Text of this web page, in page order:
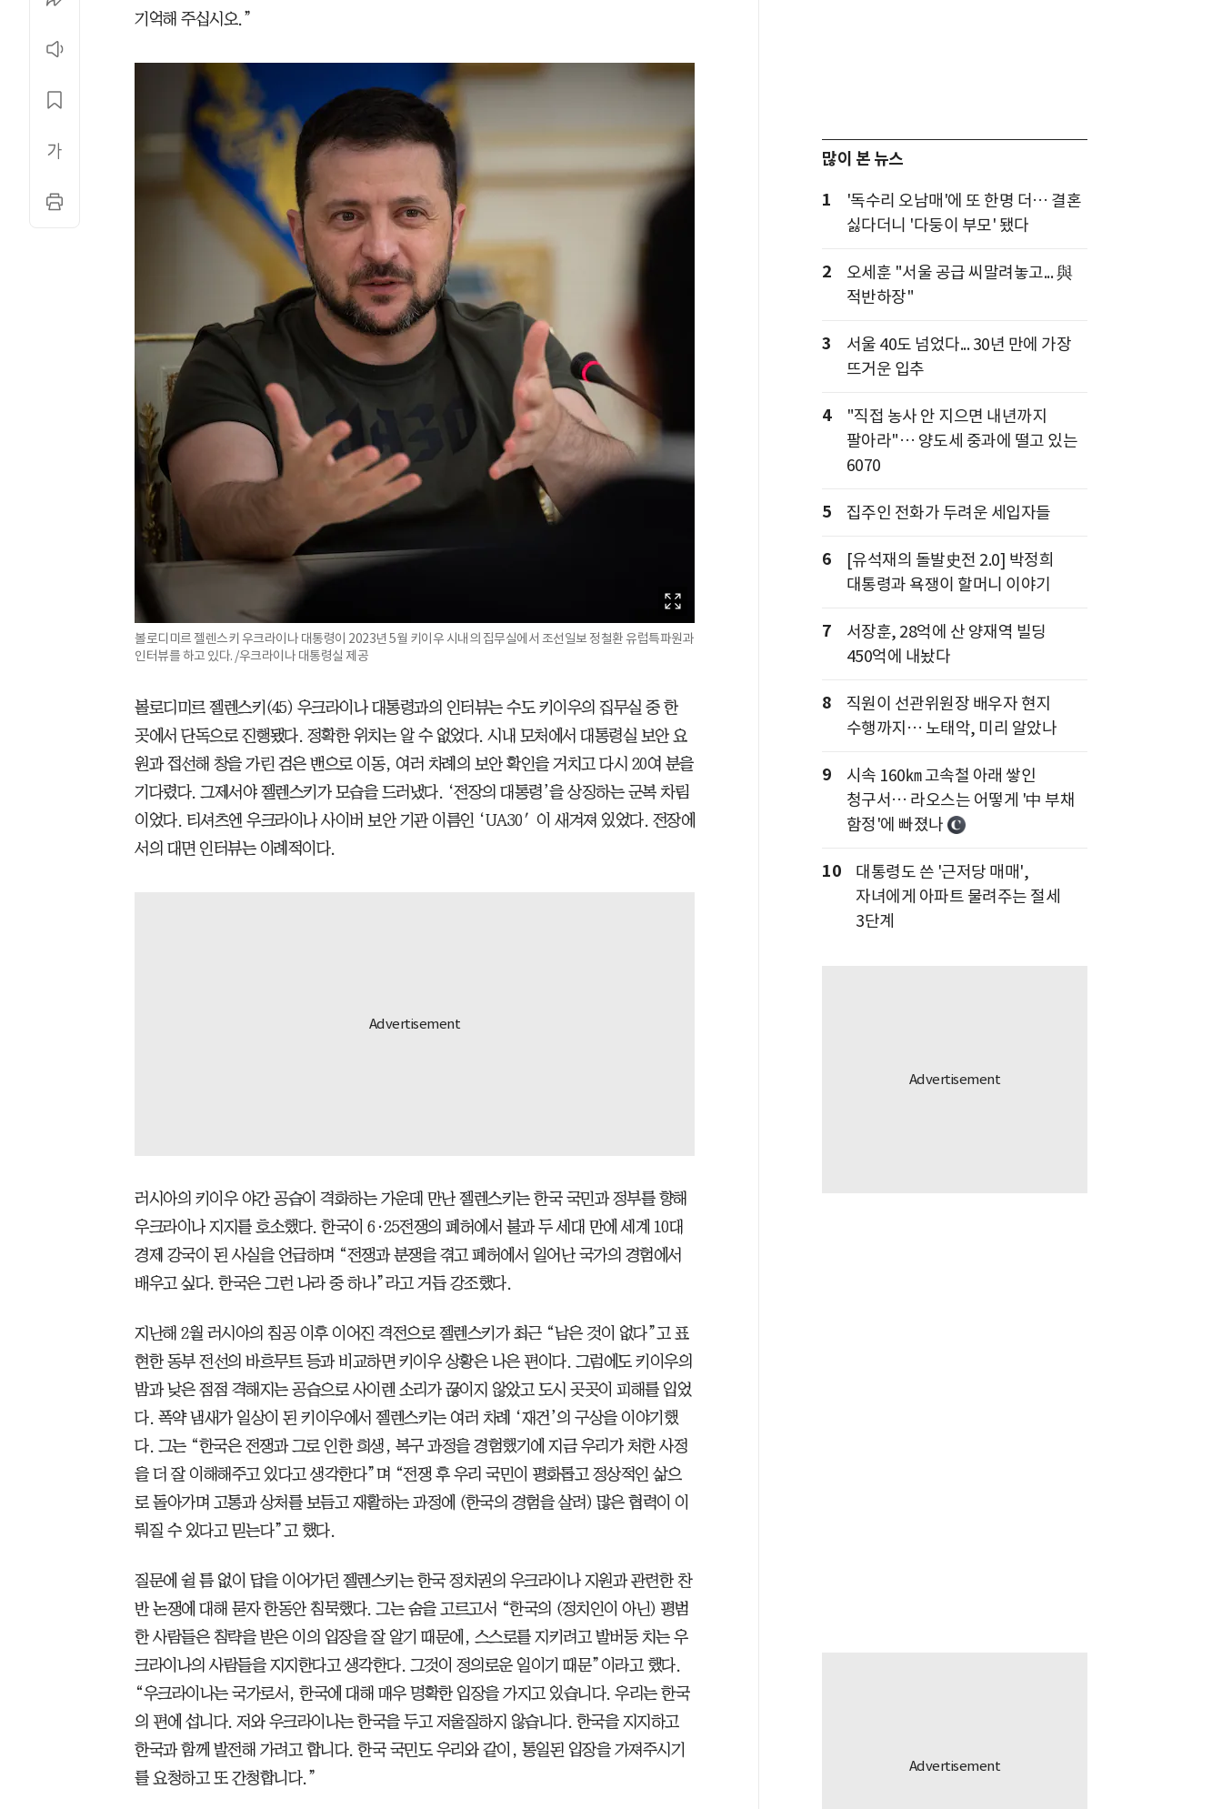
기억해 주십시오.”
볼로디미르 젤렌스키 우크라이나 대통령이 2023년 5월 키이우 시내의 집무실에서 조선일보 정철환 유럽특파원과
인터뷰를 하고 있다. /우크라이나 대통령실 제공
볼로디미르 젤렌스키(45) 우크라이나 대통령과의 인터뷰는 수도 키이우의 집무실 중 한
곳에서 단독으로 진행됐다. 정확한 위치는 알 수 없었다. 시내 모처에서 대통령실 보안 요
원과 접선해 창을 가린 검은 밴으로 이동, 여러 차례의 보안 확인을 거치고 다시 20여 분을
기다렸다. 그제서야 젤렌스키가 모습을 드러냈다. ‘전장의 대통령’을 상징하는 군복 차림
이었다. 티셔츠엔 우크라이나 사이버 보안 기관 이름인 ‘UA30′이 새겨져 있었다. 전장에
서의 대면 인터뷰는 이례적이다.
러시아의 키이우 야간 공습이 격화하는 가운데 만난 젤렌스키는 한국 국민과 정부를 향해
우크라이나 지지를 호소했다. 한국이 6·25전쟁의 폐허에서 불과 두 세대 만에 세계 10대
경제 강국이 된 사실을 언급하며 “전쟁과 분쟁을 겪고 폐허에서 일어난 국가의 경험에서
배우고 싶다. 한국은 그런 나라 중 하나”라고 거듭 강조했다.
지난해 2월 러시아의 침공 이후 이어진 격전으로 젤렌스키가 최근 “남은 것이 없다”고 표
현한 동부 전선의 바흐무트 등과 비교하면 키이우 상황은 나은 편이다. 그럼에도 키이우의
밤과 낮은 점점 격해지는 공습으로 사이렌 소리가 끊이지 않았고 도시 곳곳이 피해를 입었
다. 폭약 냄새가 일상이 된 키이우에서 젤렌스키는 여러 차례 ‘재건’의 구상을 이야기했
다. 그는 “한국은 전쟁과 그로 인한 희생, 복구 과정을 경험했기에 지금 우리가 처한 사정
을 더 잘 이해해주고 있다고 생각한다”며 “전쟁 후 우리 국민이 평화롭고 정상적인 삶으
로 돌아가며 고통과 상처를 보듬고 재활하는 과정에 (한국의 경험을 살려) 많은 협력이 이
뤄질 수 있다고 믿는다”고 했다.
질문에 쉴 틈 없이 답을 이어가던 젤렌스키는 한국 정치권의 우크라이나 지원과 관련한 찬
반 논쟁에 대해 묻자 한동안 침묵했다. 그는 숨을 고르고서 “한국의 (정치인이 아닌) 평범
한 사람들은 침략을 받은 이의 입장을 잘 알기 때문에, 스스로를 지키려고 발버둥 치는 우
크라이나의 사람들을 지지한다고 생각한다. 그것이 정의로운 일이기 때문”이라고 했다.
“우크라이나는 국가로서, 한국에 대해 매우 명확한 입장을 가지고 있습니다. 우리는 한국
의 편에 섭니다. 저와 우크라이나는 한국을 두고 저울질하지 않습니다. 한국을 지지하고
한국과 함께 발전해 가려고 합니다. 한국 국민도 우리와 같이, 통일된 입장을 가져주시기
를 요청하고 또 간청합니다.”
많이 본 뉴스
1
'독수리 오남매'에 또 한명 더… 결혼
싫다더니 '다둥이 부모' 됐다
2
오세훈 "서울 공급 씨말려놓고... 與
적반하장"
3
서울 40도 넘었다... 30년 만에 가장
뜨거운 입추
4
"직접 농사 안 지으면 내년까지
팔아라"… 양도세 중과에 떨고 있는
6070
5 집주인 전화가 두려운 세입자들
6
[유석재의 돌발史전 2.0] 박정희
대통령과 욕쟁이 할머니 이야기
7
서장훈, 28억에 산 양재역 빌딩
450억에 내놨다
8
직원이 선관위원장 배우자 현지
수행까지… 노태악, 미리 알았나
9
시속 160㎞ 고속철 아래 쌓인
청구서… 라오스는 어떻게 '中 부채
함정'에 빠졌나
10
대통령도 쓴 '근저당 매매',
자녀에게 아파트 물려주는 절세
3단계